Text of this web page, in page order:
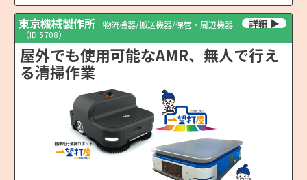
東京機械製作所
物流機器/搬送機器/保管・周辺機器
（ID:5708）
屋外でも使用可能なAMR、無人で行え
る清掃作業